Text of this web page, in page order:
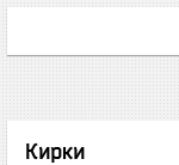
Кирки